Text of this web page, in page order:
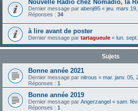
Nouvelle Radio chez Nomadio, la
Dernier message par abenji95 « jeu. mars
Réponses : 34
à lire avant de poster
Dernier message par tartagueule « lun.
Sujets
Bonne année 2021
Dernier message par nitrous « mar. janv. 05,
Réponses : 1
Bonne année 2019
Dernier message par Angerzangel « sam.
Réponses : 1